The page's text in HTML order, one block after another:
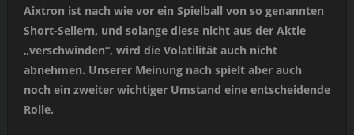
Aixtron ist nach wie vor ein Spielball von so genannten
Short-Sellern, und solange diese nicht aus der Aktie
„verschwinden“, wird die Volatilität auch nicht
abnehmen. Unserer Meinung nach spielt aber auch
noch ein zweiter wichtiger Umstand eine entscheidende
Rolle.